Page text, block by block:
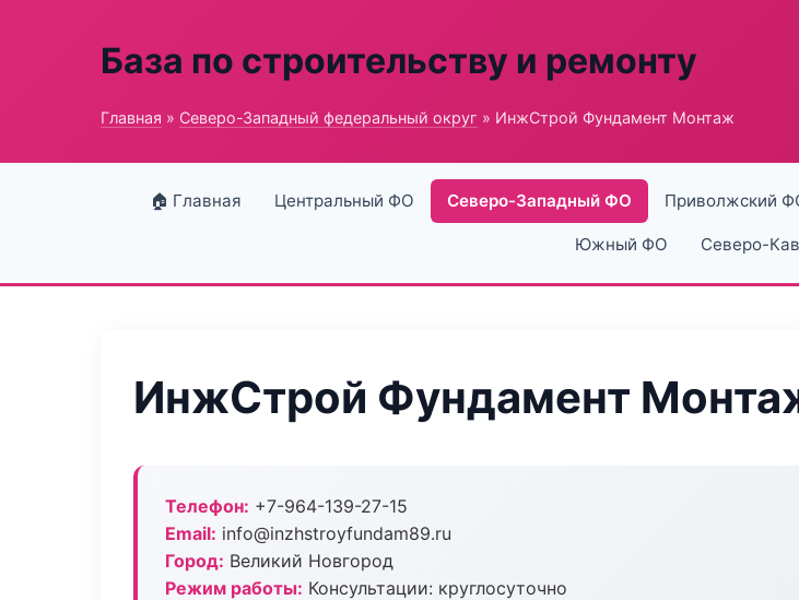
База по строительству и ремонту
Главная » Северо-Западный федеральный округ » ИнжСтрой Фундамент Монтаж
🏠 Главная Центральный ФО Северо-Западный ФО Приволжский
Южный ФО Северо-
ИнжСтрой Фундамент
Телефон: +7-964-139-27-15
Email: info@inzhstroyfundam89.ru
Город: Великий Новгород
Режим работы: Консультации: круглосуточно